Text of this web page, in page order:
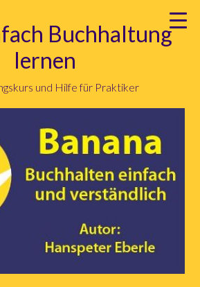
Buchhaltung
lernen
und Hilfe für Praktiker